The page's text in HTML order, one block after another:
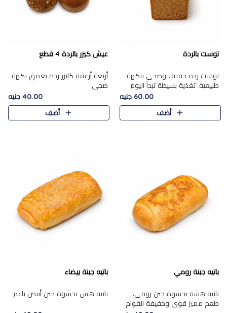
توست بالردة
توست رده خفيف وصحي بنكهة
طبيعية. تغذية بسيطة تبدأ اليوم
60.00 جنيه
أضف
عيش كيزر بالردة 4 قطع
أربعة أرغفة كايزر ردة بعمق نكهة
صحي.
40.00 جنيه
أضف
باتيه جبنة رومي
باتيه هشة بحشوة جبن رومي،
طعم مميز قوي وخفيفة القوام.
باتيه جبنة بيضاء
باتيه هش بحشوة جبن أبيض ناعم.